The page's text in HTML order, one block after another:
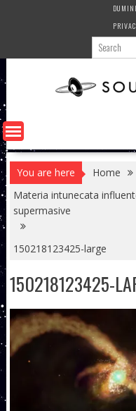
You are here Home
Materia intunecata
supermasive
150218123425-large
150218123425-